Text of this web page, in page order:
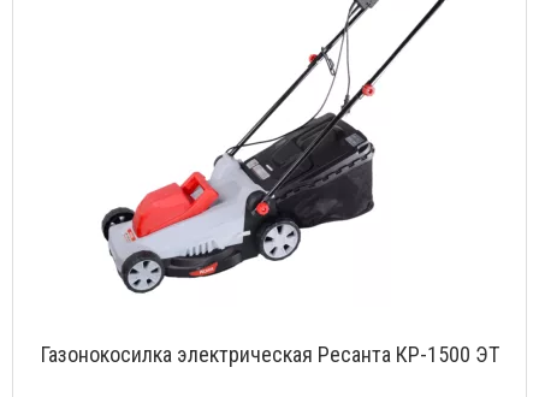
Газонокосилка электрическая Ресанта КР-1500 ЭТ